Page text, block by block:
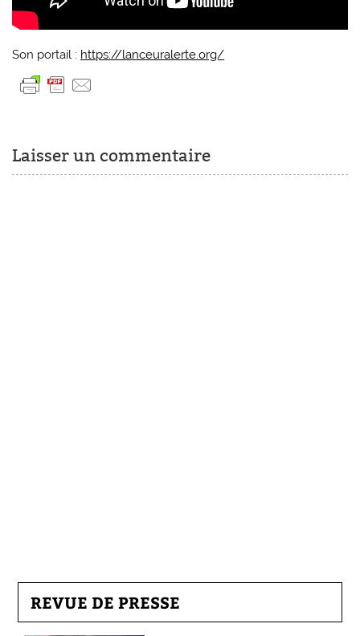
Son portail : https://lanceuralerte.org/
Laisser un commentaire
REVUE DE PRESSE